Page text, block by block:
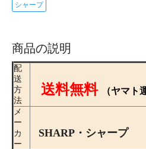
シャープ
商品の説明
配
送
方
法
送料無料 （ヤマト
メ
ー
カ
ー
SHARP・シャープ